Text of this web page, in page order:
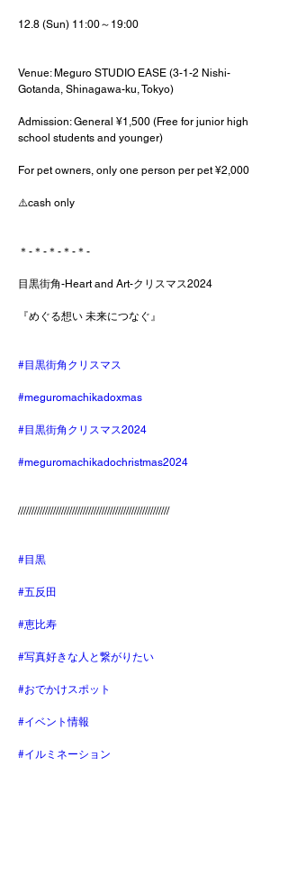
12.8 (Sun) 11:00～19:00
Venue: Meguro STUDIO EASE (3-1-2 Nishi-
Gotanda, Shinagawa-ku, Tokyo)
Admission: General ¥1,500 (Free for junior high
school students and younger)
For pet owners, only one person per pet ¥2,000
⚠️cash only
＊-＊-＊-＊-＊-
目黒街角-Heart and Art-クリスマス2024
『めぐる想い 未来につなぐ』
#目黒街角クリスマス
#meguromachikadoxmas
#目黒街角クリスマス2024
#meguromachikadochristmas2024
////////////////////////////////////////////////////////
#目黒
#五反田
#恵比寿
#写真好きな人と繋がりたい
#おでかけスポット
#イベント情報
#イルミネーション